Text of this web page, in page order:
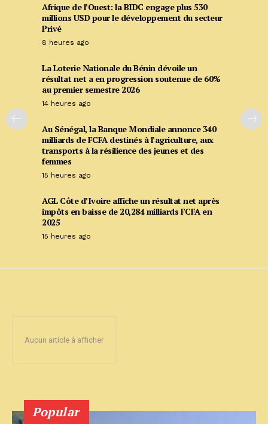
Afrique de l’Ouest: la BIDC engage plus 530
millions USD pour le développement du secteur
Privé
8 heures ago
La Loterie Nationale du Bénin dévoile un
résultat net a en progression soutenue de 60%
au premier semestre 2026
14 heures ago
Au Sénégal, la Banque Mondiale annonce 340
milliards de FCFA destinés à l’agriculture, aux
transports à la résilience des jeunes et des
femmes
15 heures ago
AGL Côte d’Ivoire affiche un résultat net après
impôts en baisse de 20,284 milliards FCFA en
2025
15 heures ago
Aucun article à afficher
Popular